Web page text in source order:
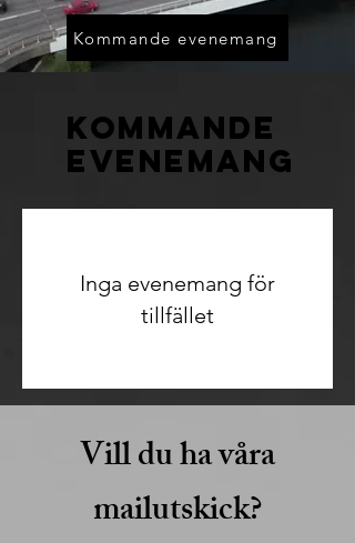
Kommande evenemang
Kommande
Evenemang
Inga evenemang för
tillfället
Vill du ha våra
mailutskick?